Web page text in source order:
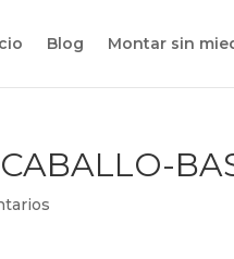
Blog Montar sin